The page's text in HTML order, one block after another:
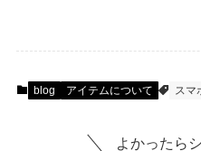
blog アイテムについて スマ
よかったら